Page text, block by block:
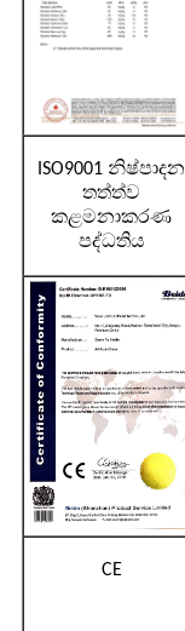
ISO9001 නිෂ්පාදන
තත්ත්ව
කළමනාකරණ
පද්ධතිය
CE